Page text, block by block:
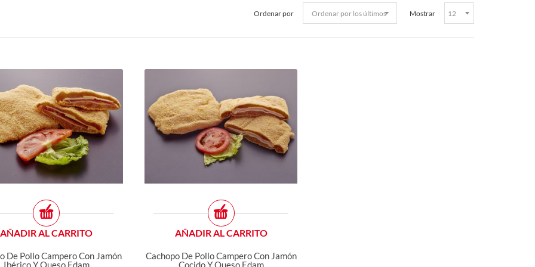
Ordenar por Mostrar
AÑADIR AL CARRITO
De Pollo Campero Con Jamón
Ibérico Y Queso Edam
AÑADIR AL CARRITO
Cachopo De Pollo Campero Con Jamón
Cocido Y Queso Edam